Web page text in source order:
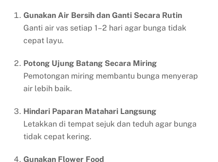
Gunakan Air Bersih dan Ganti Secara Rutin
Ganti air vas setiap 1–2 hari agar bunga tidak
cepat layu.
Potong Ujung Batang Secara Miring
Pemotongan miring membantu bunga menyerap
air lebih baik.
Hindari Paparan Matahari Langsung
Letakkan di tempat sejuk dan teduh agar bunga
tidak cepat kering.
Gunakan Flower Food